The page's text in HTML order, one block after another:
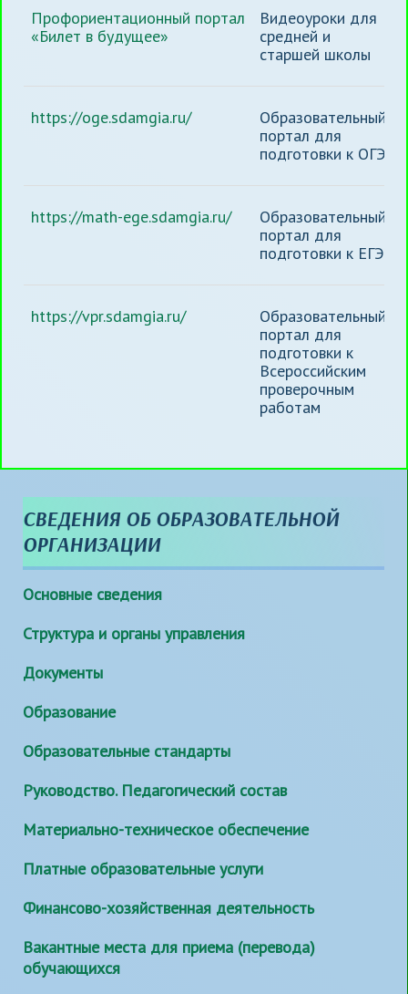
Профориентационный портал
«Билет в будущее»
Видеоуроки для
средней и
старшей школы
https://oge.sdamgia.ru/
Образовательный
портал для
подготовки к ОГЭ
https://math-ege.sdamgia.ru/
Образовательный
портал для
подготовки к ЕГЭ
https://vpr.sdamgia.ru/
Образовательный
портал для
подготовки к
Всероссийским
проверочным
работам
СВЕДЕНИЯ ОБ ОБРАЗОВАТЕЛЬНОЙ
ОРГАНИЗАЦИИ
Основные сведения
Структура и органы управления
Документы
Образование
Образовательные стандарты
Руководство. Педагогический состав
Материально-техническое обеспечение
Платные образовательные услуги
Финансово-хозяйственная деятельность
Вакантные места для приема (перевода)
обучающихся